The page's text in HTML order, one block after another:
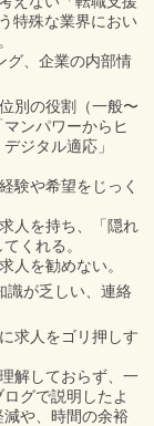
特殊な業界におい
グ、企業の内部情
別の役割（一般〜
ンパワーからヒ
ジタル適応」
験や希望をじっく
人を持ち、「隠れ
くれる。
人を勧めない。
識が乏しい、連絡
求人をゴリ押しす
解しておらず、一
グで説明したよ
や、時間の余裕